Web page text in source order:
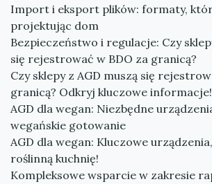
Import i eksport plików: formaty,
projektując dom
Bezpieczeństwo i regulacje: Czy
się rejestrować w BDO za granicą?
Czy sklepy z AGD muszą się
granicą? Odkryj kluczowe informacje!
AGD dla wegan: Niezbędne
wegańskie gotowanie
AGD dla wegan: Kluczowe
roślinną kuchnię!
Kompleksowe wsparcie w zakresie